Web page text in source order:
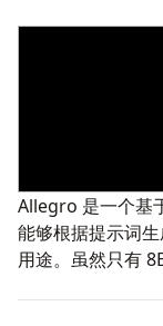
Allegro 是一个基
能够根据提示词
用途。虽然只有